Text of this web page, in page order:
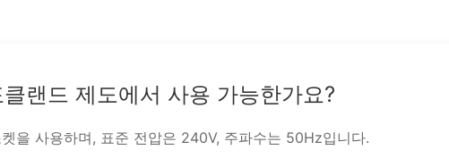
랜드 제도에서 사용 가능한가요?
을 사용하며, 표준 전압은 240V, 주파수는 50Hz입니다.